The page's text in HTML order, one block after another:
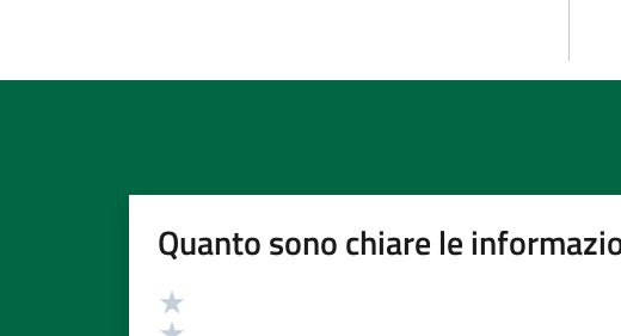
Quanto sono chiare le
Valutazione